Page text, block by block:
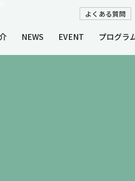
よくある質問
NEWS EVENT プログラ